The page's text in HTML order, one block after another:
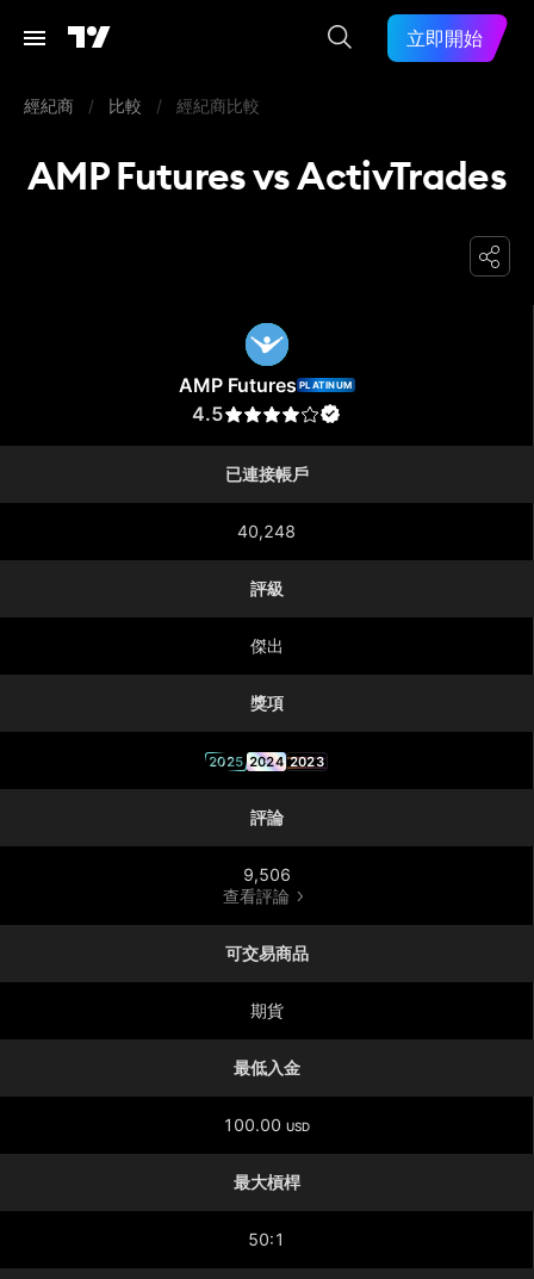
立即開始
經紀商 / 比較 / 經紀商比較
AMP Futures vs ActivTrades
AMP Futures PLATINUM
4.5
已連接帳戶
40,248
評級
傑出
獎項
2025 2024 2023
評論
9,506
查看評論
可交易商品
期貨
最低入金
100.00 USD
最大槓桿
50:1